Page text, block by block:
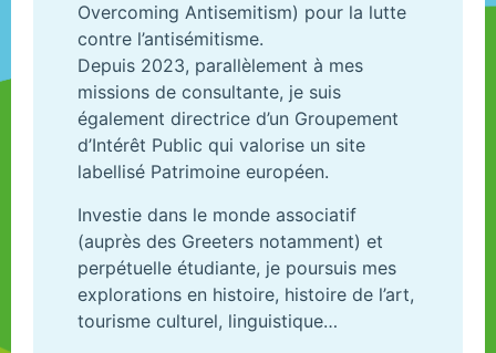
Overcoming Antisemitism) pour la lutte
contre l’antisémitisme.
Depuis 2023, parallèlement à mes
missions de consultante, je suis
également directrice d’un Groupement
d’Intérêt Public qui valorise un site
labellisé Patrimoine européen.
Investie dans le monde associatif
(auprès des Greeters notamment) et
perpétuelle étudiante, je poursuis mes
explorations en histoire, histoire de l’art,
tourisme culturel, linguistique…